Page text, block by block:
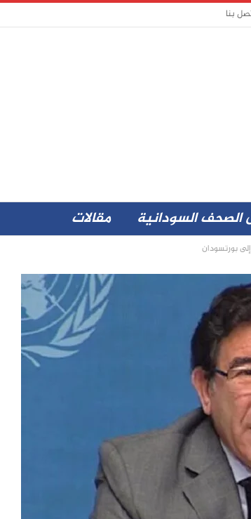
بنا
الصحف السودانية مقالات
بورتسودان